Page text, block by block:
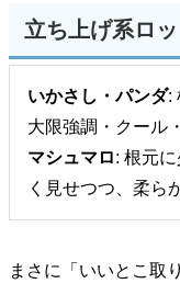
立ち上げ系ロ
いかさし・パンダ:
大限強調・クール
マシュマロ: 根元
く見せつつ、柔ら
まさに「いいとこ取